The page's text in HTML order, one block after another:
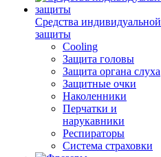
Средства индивидуальной
защиты
Cooling
Защита головы
Защита органа слуха
Защитные очки
Наколенники
Перчатки и
нарукавники
Респираторы
Система страховки